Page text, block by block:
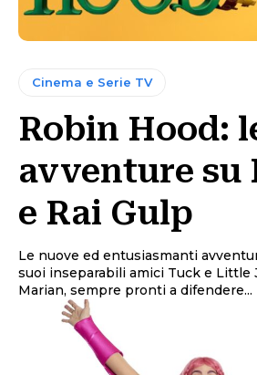
Cinema e Serie TV
Robin Hood:
avventure su
e Rai Gulp
Le nuove ed entusiasmanti
suoi inseparabili amici Tuck e Little
Marian, sempre pronti a difendere...